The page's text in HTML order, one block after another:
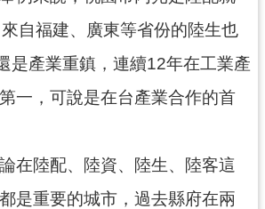
自福建、廣東等省份的陸生也
是產業重鎮，連續12年在工業產
一，可說是在台產業合作的首
在陸配、陸資、陸生、陸客這
是重要的城市，過去縣府在兩